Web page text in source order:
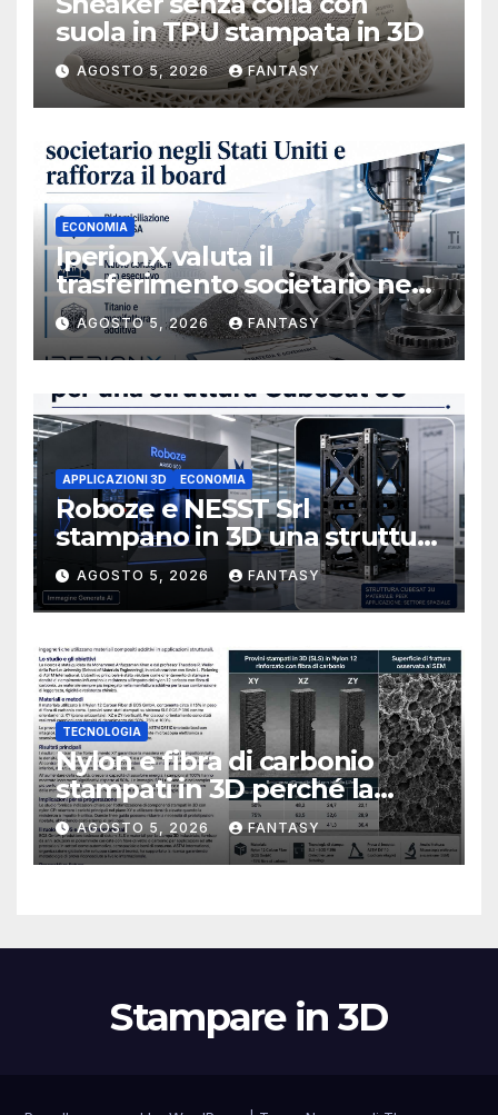
suola in TPU stampata in 3D
AGOSTO 5, 2026 FANTASY
ECONOMIA
IperionX valuta il
trasferimento societario negli
Stati Uniti e rafforza il board,
ha nominato Michael J.
Loparco amministratore
indipendente non esecutivo
AGOSTO 5, 2026 FANTASY
APPLICAZIONI 3D ECONOMIA
Roboze e NESST Srl
stampano in 3D una struttura
CubeSat 3U in Carbon PEEK
AGOSTO 5, 2026 FANTASY
TECNOLOGIA
Nylon e fibra di carbonio
stampati in 3D perché la
resistenza agli urti dipende
dal processo
AGOSTO 5, 2026 FANTASY
Stampare in 3D